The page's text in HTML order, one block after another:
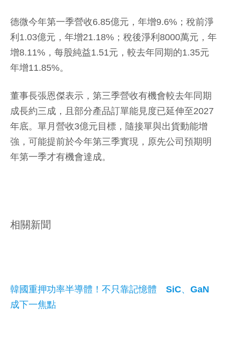
德微今年第一季營收6.85億元，年增9.6%；稅前淨
利1.03億元，年增21.18%；稅後淨利8000萬元，年
增8.11%，每股純益1.51元，較去年同期的1.35元
年增11.85%。
董事長張恩傑表示，第三季營收有機會較去年同期
成長約三成，且部分產品訂單能見度已延伸至2027
年底。單月營收3億元目標，隨接單與出貨動能增
強，可能提前於今年第三季實現，原先公司預期明
年第一季才有機會達成。
相關新聞
韓國重押功率半導體！不只靠記憶體 SiC、GaN
成下一焦點